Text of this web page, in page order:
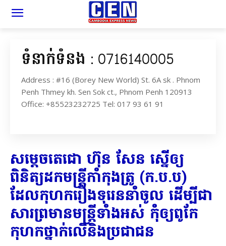
ទំនាក់ទំនង : 0716140005
Address : #16 (Borey New World) St. 6A sk . Phnom
Penh Thmey kh. Sen Sok ct., Phnom Penh 120913
Office: +85523232725 Tel: 017 93 61 91
សម្តេចតេជោ ហ៊ុន​ សែន​ ស្នេីឲ្យ
ពិនិត្យដកមន្រ្តីកាំកុងត្រូ (ក.ប.ប)
ដែលកុហករឿងទុរេននាំចូល ដេីម្បីជា
សារព្រមានមន្រ្តីទាំងអស់ កុំឲ្យពូកែ
កុហកថ្នាក់លេីនិងប្រជាជន